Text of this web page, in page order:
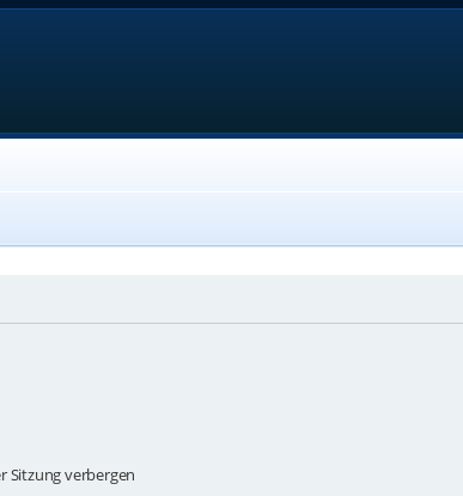
Sitzung verbergen